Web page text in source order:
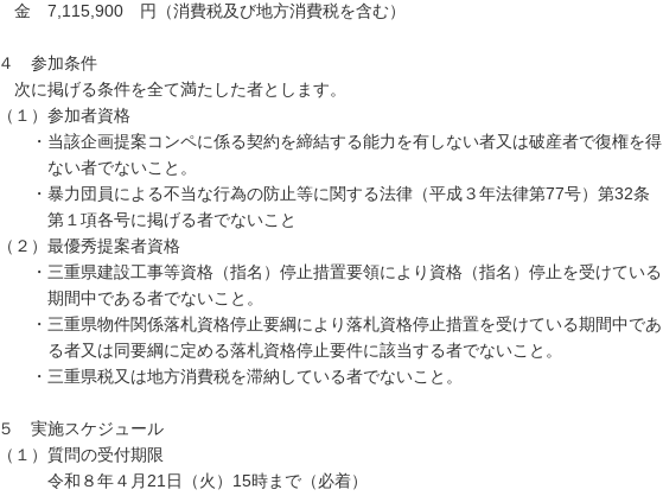
金 7,115,900 円（消費税及び地方消費税を含む）
４ 参加条件
次に掲げる条件を全て満たした者とします。
（１）参加者資格
・当該企画提案コンペに係る契約を締結する能力を有しない者又は破産者で復権を得
ない者でないこと。
・暴力団員による不当な行為の防止等に関する法律（平成３年法律第77号）第32条
第１項各号に掲げる者でないこと
（２）最優秀提案者資格
・三重県建設工事等資格（指名）停止措置要領により資格（指名）停止を受けている
期間中である者でないこと。
・三重県物件関係落札資格停止要綱により落札資格停止措置を受けている期間中であ
る者又は同要綱に定める落札資格停止要件に該当する者でないこと。
・三重県税又は地方消費税を滞納している者でないこと。
５ 実施スケジュール
（１）質問の受付期限
令和８年４月21日（火）15時まで（必着）